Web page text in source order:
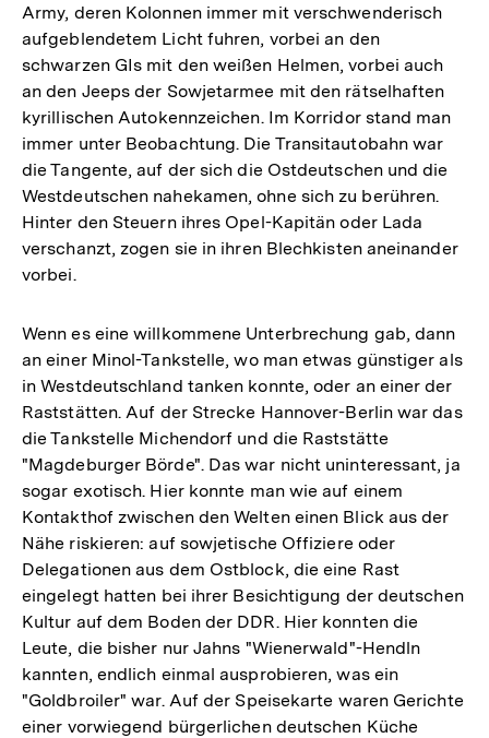
Army, deren Kolonnen immer mit verschwenderisch
aufgeblendetem Licht fuhren, vorbei an den
schwarzen GIs mit den weißen Helmen, vorbei auch
an den Jeeps der Sowjetarmee mit den rätselhaften
kyrillischen Autokennzeichen. Im Korridor stand man
immer unter Beobachtung. Die Transitautobahn war
die Tangente, auf der sich die Ostdeutschen und die
Westdeutschen nahekamen, ohne sich zu berühren.
Hinter den Steuern ihres Opel-Kapitän oder Lada
verschanzt, zogen sie in ihren Blechkisten aneinander
vorbei.
Wenn es eine willkommene Unterbrechung gab, dann
an einer Minol-Tankstelle, wo man etwas günstiger als
in Westdeutschland tanken konnte, oder an einer der
Raststätten. Auf der Strecke Hannover-Berlin war das
die Tankstelle Michendorf und die Raststätte
"Magdeburger Börde". Das war nicht uninteressant, ja
sogar exotisch. Hier konnte man wie auf einem
Kontakthof zwischen den Welten einen Blick aus der
Nähe riskieren: auf sowjetische Offiziere oder
Delegationen aus dem Ostblock, die eine Rast
eingelegt hatten bei ihrer Besichtigung der deutschen
Kultur auf dem Boden der DDR. Hier konnten die
Leute, die bisher nur Jahns "Wienerwald"-Hendln
kannten, endlich einmal ausprobieren, was ein
"Goldbroiler" war. Auf der Speisekarte waren Gerichte
einer vorwiegend bürgerlichen deutschen Küche